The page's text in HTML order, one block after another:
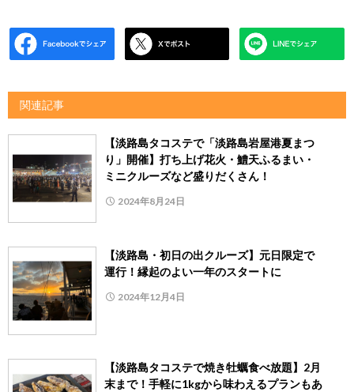
関連記事
【淡路島タコステで「淡路島岩屋港夏まつ
り」開催】打ち上げ花火・鱧天ふるまい・
ミニクルーズなど盛りだくさん！
2024年8月24日
【淡路島・初日の出クルーズ】元日限定で
運行！縁起のよい一年のスタートに
2024年12月4日
【淡路島タコステで焼き牡蠣食べ放題】2月
末まで！手軽に1kgから味わえるプランもあ